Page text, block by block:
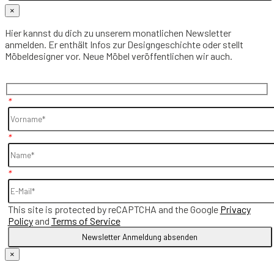
×
Hier kannst du dich zu unserem monatlichen Newsletter
anmelden. Er enthält Infos zur Designgeschichte oder stellt
Möbeldesigner vor. Neue Möbel veröffentlichen wir auch.
*
*
*
This site is protected by reCAPTCHA and the Google Privacy
Policyand Terms of Service
×